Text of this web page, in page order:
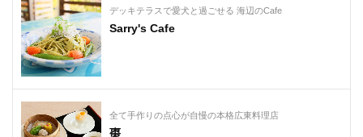
デッキテラスで愛犬と過ごせる 海辺のCafe
Sarry's Cafe
全て手作りの点心が自慢の本格広東料理店
棗